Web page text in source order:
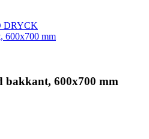
DRYCK
600x700 mm
bakkant, 600x700 mm